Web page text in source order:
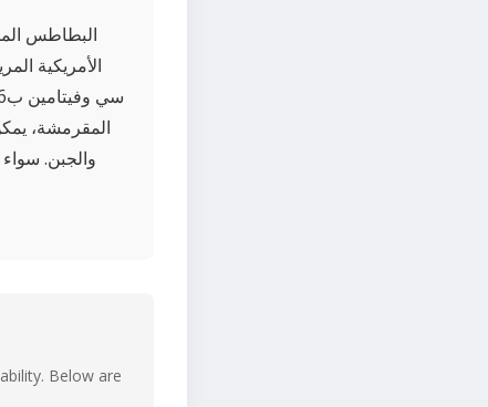
البطاطس
الأمريكية
المقرمشة،
والجبن.
Below are